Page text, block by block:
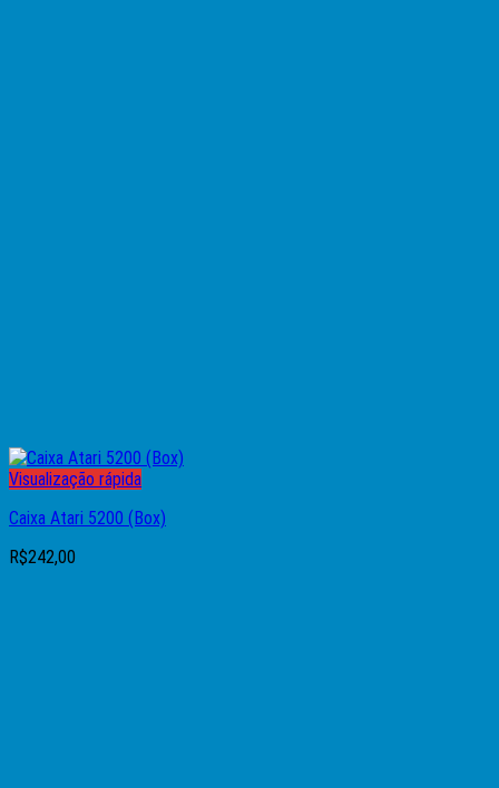
Visualização rápida
Caixa Atari 5200 (Box)
R$242,00